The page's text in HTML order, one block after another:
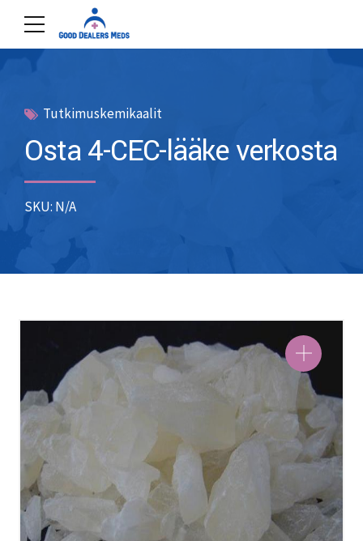
Tutkimuskemikaalit
Osta 4-CEC-lääke verkosta
SKU: N/A